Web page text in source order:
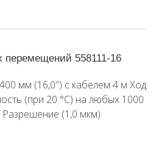
перемещений 558111-16
мм (16,0″) с кабелем 4 м Ход
(при 20 °C) на любых 1000
(1,0 мкм)